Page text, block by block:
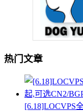
热门文章
[6.18]LOCVPS